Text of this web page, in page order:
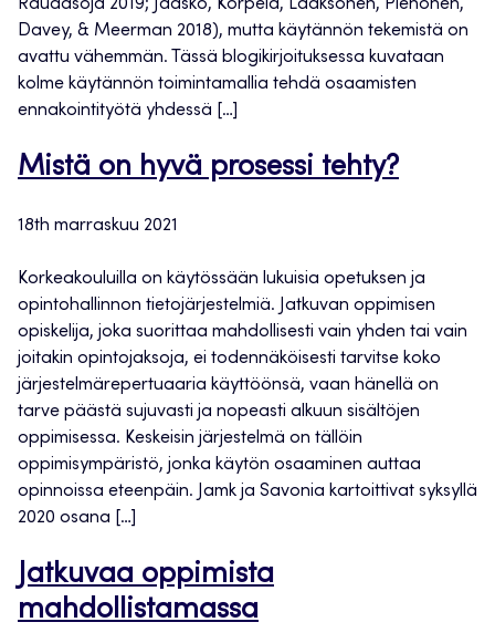
Raudasoja 2019; Jääskö, Korpela, Laaksonen, Pienonen,
Davey, & Meerman 2018), mutta käytännön tekemistä on
avattu vähemmän. Tässä blogikirjoituksessa kuvataan
kolme käytännön toimintamallia tehdä osaamisten
ennakointityötä yhdessä […]
Mistä on hyvä prosessi tehty?
18th marraskuu 2021
Korkeakouluilla on käytössään lukuisia opetuksen ja
opintohallinnon tietojärjestelmiä. Jatkuvan oppimisen
opiskelija, joka suorittaa mahdollisesti vain yhden tai vain
joitakin opintojaksoja, ei todennäköisesti tarvitse koko
järjestelmärepertuaaria käyttöönsä, vaan hänellä on
tarve päästä sujuvasti ja nopeasti alkuun sisältöjen
oppimisessa. Keskeisin järjestelmä on tällöin
oppimisympäristö, jonka käytön osaaminen auttaa
opinnoissa eteenpäin. Jamk ja Savonia kartoittivat syksyllä
2020 osana […]
Jatkuvaa oppimista
mahdollistamassa